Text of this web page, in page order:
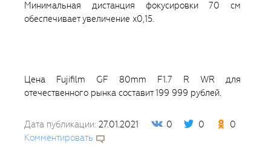
Минимальная дистанция фокусировки 70 см
обеспечивает увеличение x0,15.
Цена Fujifilm GF 80mm F1.7 R WR для
отечественного рынка составит 199 999 рублей.
Дата публикации: 27.01.2021 0 0
0
Комментировать